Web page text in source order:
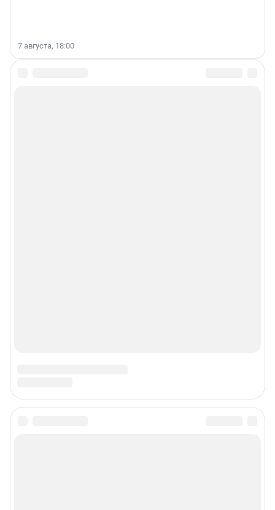
7 августа, 18:00